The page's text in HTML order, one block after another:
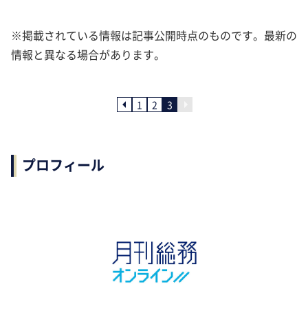
※掲載されている情報は記事公開時点のものです。最新の
情報と異なる場合があります。
1 2 3
プロフィール